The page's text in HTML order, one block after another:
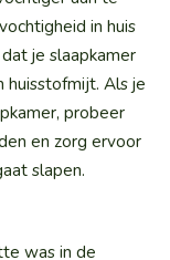
in huis
je slaapkamer
Als je
probeer
en zorg ervoor
slapen.
was in de